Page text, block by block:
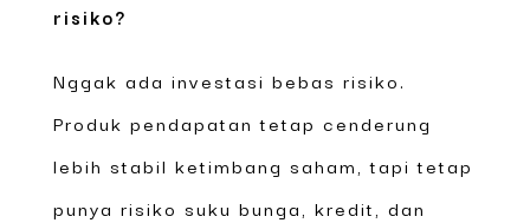
risiko?
Nggak ada investasi bebas risiko.
Produk pendapatan tetap cenderung
lebih stabil ketimbang saham, tapi tetap
punya risiko suku bunga, kredit, dan